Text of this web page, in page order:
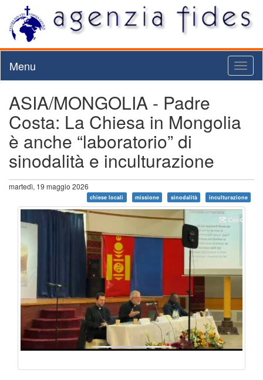
Menu
ASIA/MONGOLIA - Padre
Costa: La Chiesa in Mongolia
è anche “laboratorio” di
sinodalità e inculturazione
martedì, 19 maggio 2026
chiese locali missione sinodalità inculturazione